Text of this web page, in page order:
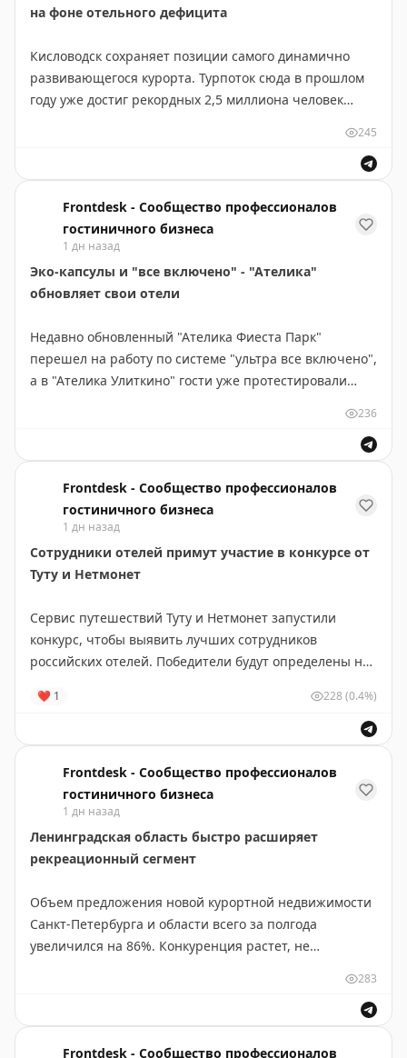
на фоне отельного дефицита
Кисловодск сохраняет позиции самого динамично
развивающегося курорта. Турпоток сюда в прошлом
году уже достиг рекордных 2,5 миллиона человек
chernomorya-po-dokhodnosti-na-fone-otelnogo-deficita
245
Frontdesk - Сообщество профессионалов
гостиничного бизнеса
1 дн назад
Эко-капсулы и "все включено" - "Ателика"
обновляет свои отели
Недавно обновленный "Ателика Фиеста Парк"
перешел на работу по системе "ультра все включено",
а в "Ателика Улиткино" гости уже протестировали
236
Frontdesk - Сообщество профессионалов
гостиничного бизнеса
1 дн назад
Сотрудники отелей примут участие в конкурсе от
Туту и Нетмонет
Сервис путешествий Туту и Нетмонет запустили
конкурс, чтобы выявить лучших сотрудников
российских отелей. Победители будут определены на
смогут выиграть до 300 тыс. рублей. Тем самым
сервисы продвигают себя - участие возможно только,
если сотрудник зарегистрирован в Нетмонет, а отель
представлен в обоих сервисах
https://www.frontdesk.ru/article/sotrudniki-oteley-
primut-uchastie-v-konkurse-ot-tutu-i-netmonet
❤ 1 228 (0.4%)
Frontdesk - Сообщество профессионалов
гостиничного бизнеса
1 дн назад
Ленинградская область быстро расширяет
рекреационный сегмент
Объем предложения новой курортной недвижимости
Санкт-Петербурга и области всего за полгода
увеличился на 86%. Конкуренция растет, не
https://www.frontdesk.ru/article/leningradskaya-oblast-
283
Frontdesk - Сообщество профессионалов